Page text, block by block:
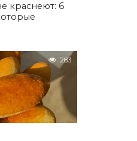
краснеют: 6
283